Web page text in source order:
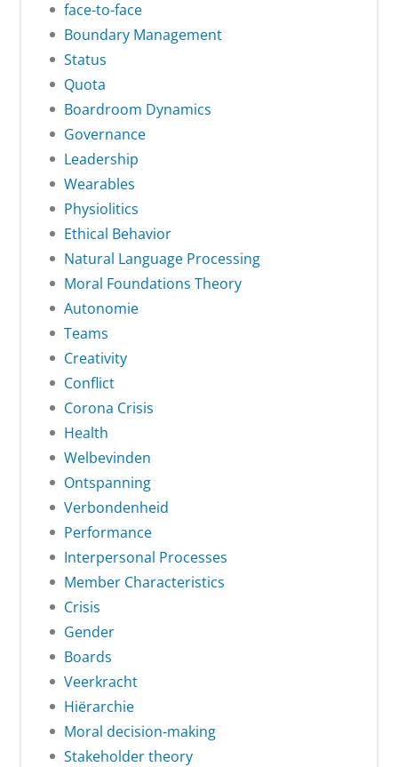
face-to-face
Boundary Management
Status
Quota
Boardroom Dynamics
Governance
Leadership
Wearables
Physiolitics
Ethical Behavior
Natural Language Processing
Moral Foundations Theory
Autonomie
Teams
Creativity
Conflict
Corona Crisis
Health
Welbevinden
Ontspanning
Verbondenheid
Performance
Interpersonal Processes
Member Characteristics
Crisis
Gender
Boards
Veerkracht
Hiërarchie
Moral decision-making
Stakeholder theory